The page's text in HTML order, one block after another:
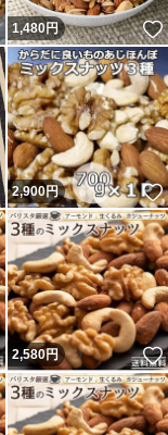
いいね！
1,480円
いいね！
2,900円
いいね！
2,580円